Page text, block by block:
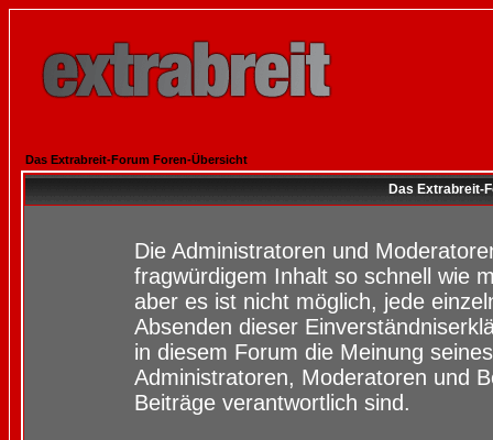
Das Extrabreit-Forum Foren-Übersicht
Das Extrabreit-
Die Administratoren und
fragwürdigem Inhalt so schnell wie
aber es ist nicht möglich, jede
Absenden dieser
in diesem Forum die Meinung
Administratoren, Moderatoren und
Beiträge verantwortlich sind.